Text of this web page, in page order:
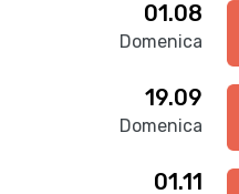
01.08
Domenica
19.09
Domenica
01.11